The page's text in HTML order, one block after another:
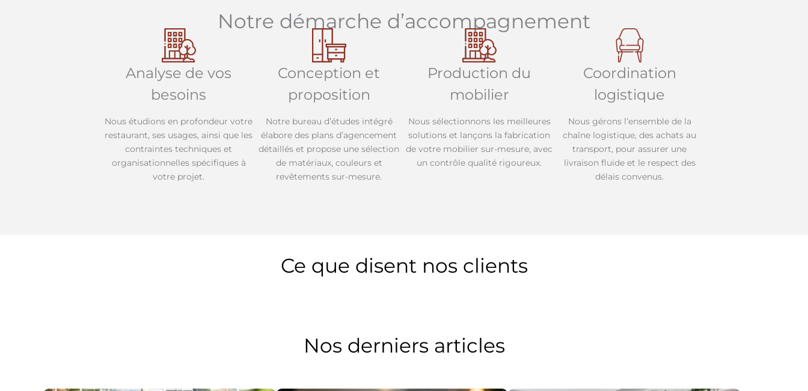
Notre démarche d’accompagnement
Analyse de vos
besoins
Nous étudions en profondeur votre
restaurant, ses usages, ainsi que les
contraintes techniques et
organisationnelles spécifiques à
votre projet.
Conception et
proposition
Notre bureau d’études intégré
élabore des plans d’agencement
détaillés et propose une sélection
de matériaux, couleurs et
revêtements sur-mesure.
Production du
mobilier
Nous sélectionnons les meilleures
solutions et lançons la fabrication
de votre mobilier sur-mesure, avec
un contrôle qualité rigoureux.
Coordination
logistique
Nous gérons l’ensemble de la
chaîne logistique, des achats au
transport, pour assurer une
livraison fluide et le respect des
délais convenus.
Ce que disent nos clients
Nos derniers articles